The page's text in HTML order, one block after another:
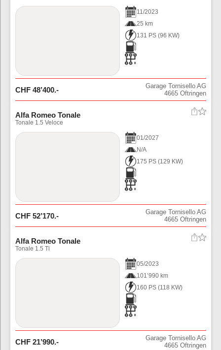
11/2023
25 km
131 PS (96 KW)
CHF 48’400.-
Garage Tornisello AG
4665 Oftringen
Alfa Romeo Tonale
Tonale 1.5 Veloce
01/2027
N/A
175 PS (129 KW)
CHF 52’170.-
Garage Tornisello AG
4665 Oftringen
Alfa Romeo Tonale
Tonale 1.5 Ti
05/2023
101’990 km
160 PS (118 KW)
CHF 21’990.-
Garage Tornisello AG
4665 Oftringen